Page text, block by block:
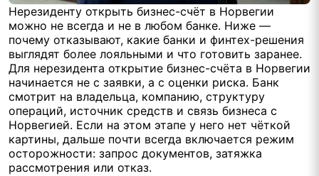
Нерезиденту открыть бизнес-счёт в Норвегии
можно не всегда и не в любом банке. Ниже —
почему отказывают, какие банки и финтех-решения
выглядят более лояльными и что готовить заранее.
Для нерезидента открытие бизнес-счёта в Норвегии
начинается не с заявки, а с оценки риска. Банк
смотрит на владельца, компанию, структуру
операций, источник средств и связь бизнеса с
Норвегией. Если на этом этапе у него нет чёткой
картины, дальше почти всегда включается режим
осторожности: запрос документов, затяжка
рассмотрения или отказ.